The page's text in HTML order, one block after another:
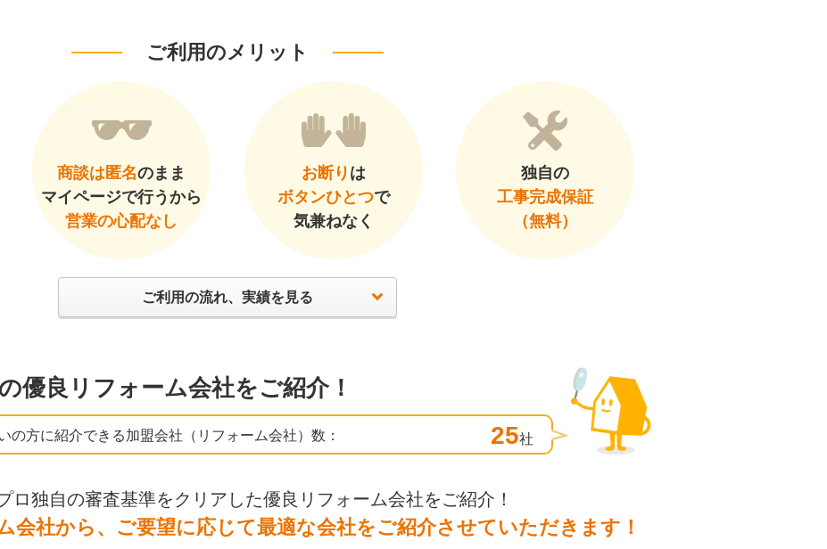
ご利用のメリット
商談は匿名のまま
マイページで行うから
営業の心配なし
お断り は
ボタンひとつで
気兼ねなく
独自の
工事完成保証
（無料）
ご利用の流れ、実績を見る
の優良リフォーム会社をご紹介！
の方に紹介できる加盟会社（リフォーム会社）数： 25社
ロ独自の審査基準をクリアした優良リフォーム会社をご紹介！
会社から、ご要望に応じて最適な会社をご紹介させていただきます！